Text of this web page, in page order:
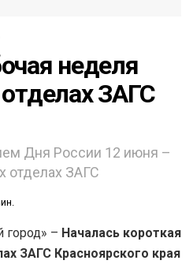
неделя
ЗАГС
Дня России 12 июня –
отделах ЗАГС
– Началась короткая
ЗАГС Красноярского края